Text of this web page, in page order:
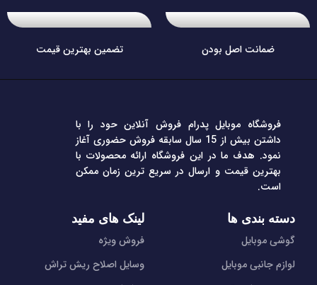
ضمانت اصل بودن تضمین بهترین قیمت
فروشگاه موبایل پدرام فروش آنلاین حود را با
داشتن بیش از 15 سال سابقه فروش حضوری آغاز
نمود. هدف ما در این فروشگاه ارائه محصولات با
بهترین قیمت و ارسال در سریع ترین زمان ممکن
است.
دسته بندی ها
گوشی موبایل
لوازم جانبی موبایل
لینک های مفید
فروش ویژه
وسایل اصلاح ریش تراش